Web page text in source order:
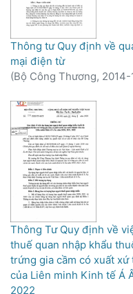
Thông tư Quy định về
mại điện từ
(Bộ Công Thương,
Thông Tư Quy định về
thuế quan nhập khẩu
trứng gia cầm có xuất
của Liên minh Kinh tế Á
2022